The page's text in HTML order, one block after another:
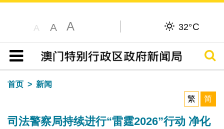
A A A 32°C
目录
搜寻
首页
新闻
繁
简
司法警察局持续进行“雷霆2026”行动 净化